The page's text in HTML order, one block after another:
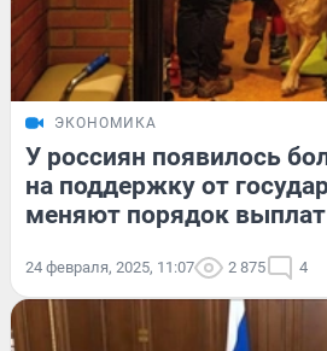
ЭКОНОМИКА
У россиян появилось
на поддержку от
меняют порядок выплат
24 февраля, 2025, 11:07 2 875 4